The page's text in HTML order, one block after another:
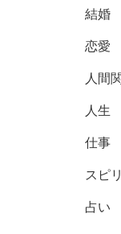
結婚
恋愛
人間
人生
仕事
スピ
占い